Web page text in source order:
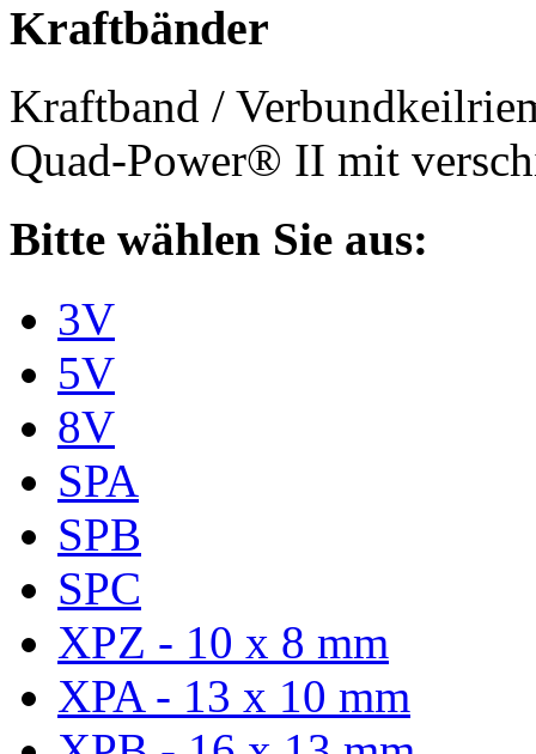
Kraftbänder
Kraftband /
Quad-Power® II mit
Bitte wählen Sie aus:
3V
5V
8V
SPA
SPB
SPC
XPZ - 10 x 8 mm
XPA - 13 x 10 mm